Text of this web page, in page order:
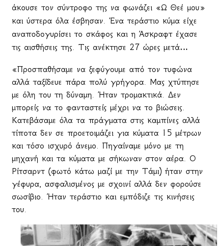
άκουσε τον σύντροφο της να φωνάζει «Ω Θεέ μου»
και ύστερα όλα έσβησαν. Ένα τεράστιο κύμα είχε
αναποδογυρίσει το σκάφος και η Άσκραφτ έχασε
τις αισθήσεις της. Τις ανέκτησε 27 ώρες μετά…
«Προσπαθήσαμε να ξεφύγουμε από τον τυφώνα
αλλά ταξίδευε πάρα πολύ γρήγορα. Μας χτύπησε
με όλη του τη δύναμη. Ήταν τρομακτικά. Δεν
μπορείς να το φανταστείς μέχρι να το βιώσεις.
Κατεβάσαμε όλα τα πράγματα στις καμπίνες αλλά
τίποτα δεν σε προετοιμάζει για κύματα 15 μέτρων
και τόσο ισχυρό άνεμο. Πηγαίναμε μόνο με τη
μηχανή και τα κύματα με σήκωναν στον αέρα. Ο
Ρίτσαρντ (φωτό κάτω μαζί με την Τάμι) ήταν στην
γέφυρα, ασφαλισμένος με σχοινί αλλά δεν φορούσε
σωσίβιο. Ήταν τεράστιο και εμπόδιζε τις κινήσεις
του.